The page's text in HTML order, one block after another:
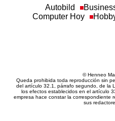
Autobild
Computer Hoy
© Henneo
Queda prohibida toda reproducción sin
del artículo 32.1, párrafo segundo, de la
los efectos establecidos en el artículo
empresa hace constar la correspondiente
sus